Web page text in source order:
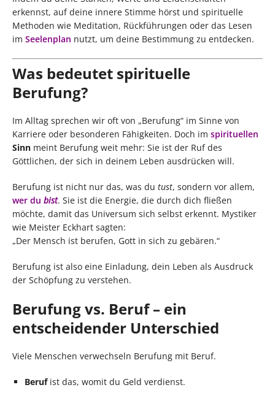
erkennst, auf deine innere Stimme hörst und spirituelle
Methoden wie Meditation, Rückführungen oder das Lesen
im Seelenplan nutzt, um deine Bestimmung zu entdecken.
Was bedeutet spirituelle
Berufung?
Im Alltag sprechen wir oft von „Berufung“ im Sinne von
Karriere oder besonderen Fähigkeiten. Doch im spirituellen
Sinn meint Berufung weit mehr: Sie ist der Ruf des
Göttlichen, der sich in deinem Leben ausdrücken will.
Berufung ist nicht nur das, was du tust, sondern vor allem,
wer du bist. Sie ist die Energie, die durch dich fließen
möchte, damit das Universum sich selbst erkennt. Mystiker
wie Meister Eckhart sagten:
„Der Mensch ist berufen, Gott in sich zu gebären.“
Berufung ist also eine Einladung, dein Leben als Ausdruck
der Schöpfung zu verstehen.
Berufung vs. Beruf – ein
entscheidender Unterschied
Viele Menschen verwechseln Berufung mit Beruf.
Berufist das, womit du Geld verdienst.